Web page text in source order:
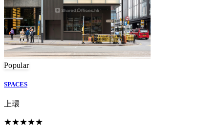
Popular
SPACES
上環
★★★★★